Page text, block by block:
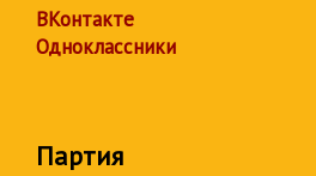
ВКонтакте
Одноклассники
Партия